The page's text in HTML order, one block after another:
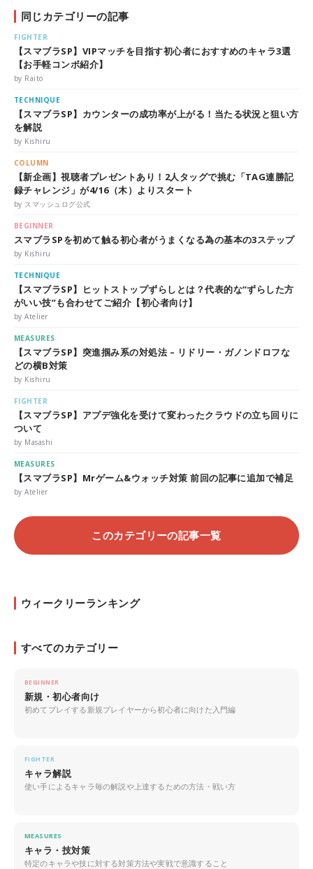
同じカテゴリーの記事
FIGHTER
【スマブラSP】VIPマッチを目指す初心者におすすめのキャラ3選
【お手軽コンボ紹介】
by Raito
TECHNIQUE
【スマブラSP】カウンターの成功率が上がる！当たる状況と狙い方
を解説
by Kishiru
COLUMN
【新企画】視聴者プレゼントあり！2人タッグで挑む「TAG連勝記
録チャレンジ」が4/16（木）よりスタート
by スマッシュログ公式
BEGINNER
スマブラSPを初めて触る初心者がうまくなる為の基本の3ステップ
by Kishiru
TECHNIQUE
【スマブラSP】ヒットストップずらしとは？代表的な”ずらした方
がいい技”も合わせてご紹介【初心者向け】
by Atelier
MEASURES
【スマブラSP】突進掴み系の対処法 – リドリー・ガノンドロフな
どの横B対策
by Kishiru
FIGHTER
【スマブラSP】アプデ強化を受けて変わったクラウドの立ち回りに
ついて
by Masashi
MEASURES
【スマブラSP】Mrゲーム&ウォッチ対策 前回の記事に追加で補足
by Atelier
このカテゴリーの記事一覧
ウィークリーランキング
すべてのカテゴリー
BEGINNER
新規・初心者向け
初めてプレイする新規プレイヤーから初心者に向けた入門編
FIGHTER
キャラ解説
使い手によるキャラ毎の解説や上達するための方法・戦い方
MEASURES
キャラ・技対策
特定のキャラや技に対する対策方法や実戦で意識すること